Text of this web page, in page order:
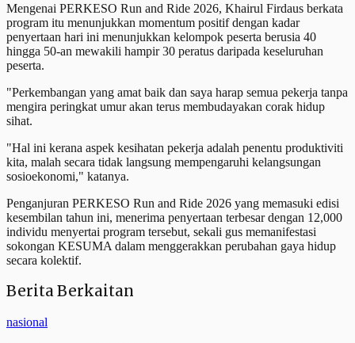
Mengenai PERKESO Run and Ride 2026, Khairul Firdaus berkata
program itu menunjukkan momentum positif dengan kadar
penyertaan hari ini menunjukkan kelompok peserta berusia 40
hingga 50-an mewakili hampir 30 peratus daripada keseluruhan
peserta.
"Perkembangan yang amat baik dan saya harap semua pekerja tanpa
mengira peringkat umur akan terus membudayakan corak hidup
sihat.
"Hal ini kerana aspek kesihatan pekerja adalah penentu produktiviti
kita, malah secara tidak langsung mempengaruhi kelangsungan
sosioekonomi," katanya.
Penganjuran PERKESO Run and Ride 2026 yang memasuki edisi
kesembilan tahun ini, menerima penyertaan terbesar dengan 12,000
individu menyertai program tersebut, sekali gus memanifestasi
sokongan KESUMA dalam menggerakkan perubahan gaya hidup
secara kolektif.
Berita Berkaitan
nasional